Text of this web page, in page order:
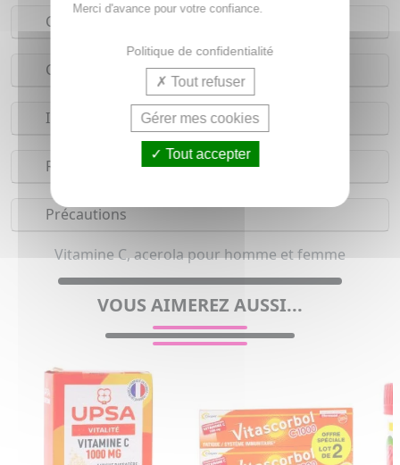
Conseils d'utilisation
Composition
Indications
Réserves
Précautions
Vitamine C, acerola pour homme et femme
VOUS AIMEREZ AUSSI...
Merci d'avance pour votre confiance.
Politique de confidentialité
Tout refuser
Gérer mes cookies
Tout accepter